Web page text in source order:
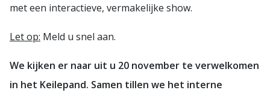
met een interactieve, vermakelijke show.
Let op: Meld u snel aan.
We kijken er naar uit u 20 november te verwelkomen
in het Keilepand. Samen tillen we het interne